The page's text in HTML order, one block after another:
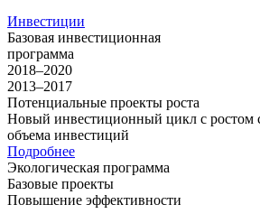
Инвестиции
Базовая инвестиционная
программа
2018–2020
2013–2017
Потенциальные проекты роста
Новый инвестиционный цикл с ростом
объема инвестиций
Подробнее
Экологическая программа
Базовые проекты
Повышение эффективности